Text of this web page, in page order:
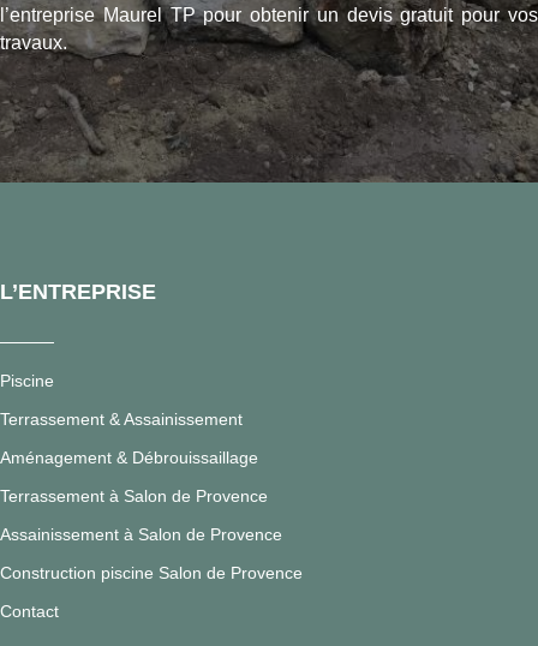
l’entreprise Maurel TP pour obtenir un devis gratuit pour vos
travaux.
L’ENTREPRISE
Piscine
Terrassement & Assainissement
Aménagement & Débrouissaillage
Terrassement à Salon de Provence
Assainissement à Salon de Provence
Construction piscine Salon de Provence
Contact